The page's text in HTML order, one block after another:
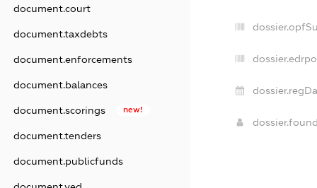
document.court
document.taxdebts
document.enforcements
document.balances
document.scorings new!
document.tenders
document.publicfunds